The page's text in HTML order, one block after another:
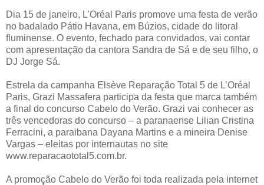
Dia 15 de janeiro, L’Oréal Paris promove uma festa de verão
no badalado Pátio Havana, em Búzios, cidade do litoral
fluminense. O evento, fechado para convidados, vai contar
com apresentação da cantora Sandra de Sá e de seu filho, o
DJ Jorge Sá.
Estrela da campanha Elsève Reparação Total 5 de L’Oréal
Paris, Grazi Massafera participa da festa que marca também
a final do concurso Cabelo do Verão. Grazi vai conhecer as
três vencedoras do concurso – a paranaense Lilian Cristina
Ferracini, a paraibana Dayana Martins e a mineira Denise
Vargas – eleitas por internautas no site
www.reparacaototal5.com.br.
A promoção Cabelo do Verão foi toda realizada pela internet